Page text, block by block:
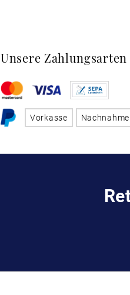
Unsere Zahlungsarten
Vorkasse Nachnahme